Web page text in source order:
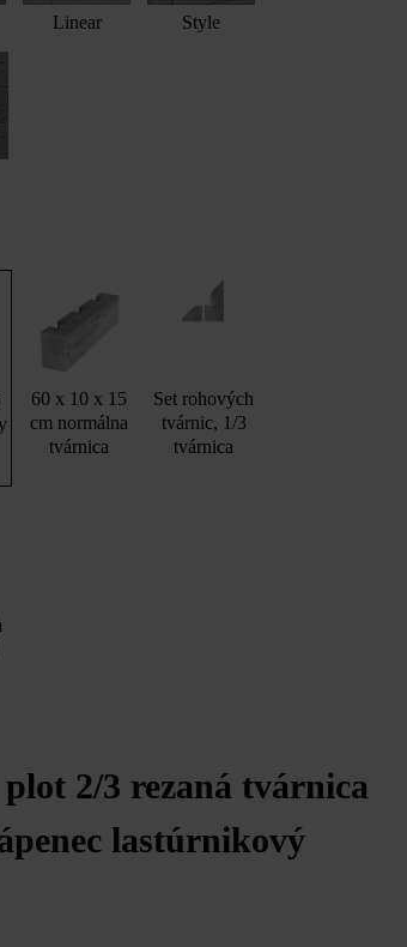
Linear Style
60 x 10 x 15
cm normálna
tvárnica
Set rohových
tvárnic, 1/3
tvárnica
2/3 rezaná tvárnica
lastúrnikový